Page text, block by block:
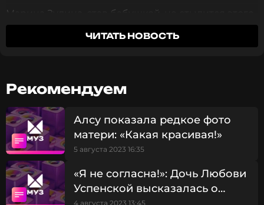
Марина Зудина, став бабушкой, не стыдится этого,
а напротив подчеркивает свое новое призвание.
Актриса очень любит внучку и в своем аккаунте
Вот и сегодня она опубликовала снимок, на
котором Мия запечатлена в танцевальном классе.
На девочке красивая белоснежная балетная
пачка, а на ногах — детские пуанты. Белокурые от
природы волосы собраны в хвостик.
Мия многое во внешности унаследовала от своего
ЧИТАТЬ НОВОСТЬ
Рекомендуем
Алсу показала редкое фото
матери: «Какая красивая!»
5 августа 2023 16:35
«Я не согласна!»: Дочь Любови
Успенской высказалась о
4 августа 2023 13:45